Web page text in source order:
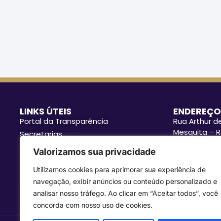
Valorizamos sua privacidade
Utilizamos cookies para aprimorar sua experiência de
navegação, exibir anúncios ou conteúdo personalizado e
analisar nosso tráfego. Ao clicar em “Aceitar todos”, você
concorda com nosso uso de cookies.
LINKS ÚTEIS
Portal da Transparência
Secretarias
Procuradoria e Controladoria
Ouvidoria
Radar Transparência
Rua Arthur
Mesquita –
Contato: